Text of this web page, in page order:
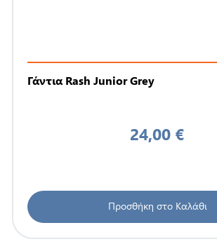
Γάντια Rash Junior Grey
24,00 €
Προσθήκη στο Καλάθι